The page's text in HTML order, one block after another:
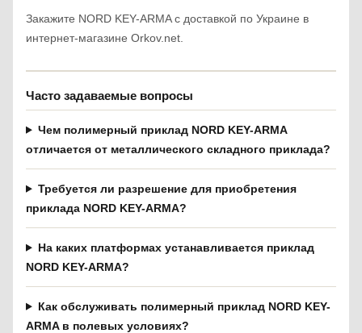
Закажите NORD KEY-ARMA с доставкой по Украине в
интернет-магазине Orkov.net.
Часто задаваемые вопросы
Чем полимерный приклад NORD KEY-ARMA
отличается от металлического складного приклада?
Требуется ли разрешение для приобретения
приклада NORD KEY-ARMA?
На каких платформах устанавливается приклад
NORD KEY-ARMA?
Как обслуживать полимерный приклад NORD KEY-
ARMA в полевых условиях?